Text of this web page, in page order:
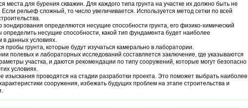
места для бурения скважин. Для каждого типа грунта на участке их должно быть не
рельеф сложный, то число увеличивается. Используется метод сетки по всей
определяются несущие способности грунта, его физико-химический
определить несущие способности, какой тип фундамента будет наиболее
в данных условиях.
пробы грунта, которые будут изучаться камерально в лаборатории.
полевых и лабораторных исследований составляется заключение, где указываются
участка, и даются рекомендации по типу сооружений, которые могут безопасно
условиях.
изыскания проводятся на стадии разработки проекта. Это поможет выбрать наиболее
сооружения, избежать будущих проблем на этапе строительства и